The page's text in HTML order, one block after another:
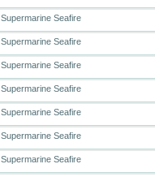
Supermarine Seafire
Supermarine Seafire
Supermarine Seafire
Supermarine Seafire
Supermarine Seafire
Supermarine Seafire
Supermarine Seafire